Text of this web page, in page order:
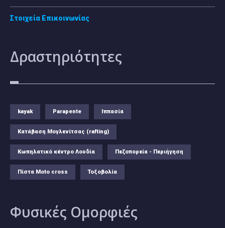
Στοιχεία Επικοινωνίας
Δραστηριότητες
kayak Parapente Ιππασία
Κατάβαση Μογλενίτσας (rafting)
Κωπηλατικό κέντρο Λουδία Πεζοπορεία - Περιήγηση
Πίστα Moto cross Τοξοβολία
Φυσικές Ομορφιές